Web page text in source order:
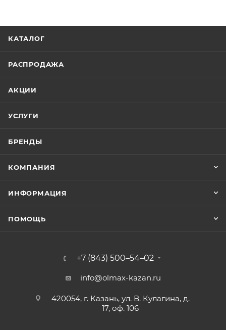
КАТАЛОГ
РАСПРОДАЖА
АКЦИИ
УСЛУГИ
БРЕНДЫ
КОМПАНИЯ
ИНФОРМАЦИЯ
ПОМОЩЬ
+7 (843) 500–54–02
info@olmax-kazan.ru
420054, г. Казань, ул. В. Кулагина, д.
17, оф. 106